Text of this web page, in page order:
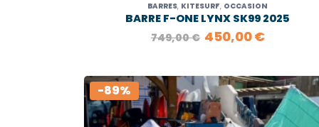
BARRES, KITESURF, OCCASION
BARRE F-ONE LYNX SK99 2025
749,00€ LE
ÉTAIT :
749,00 €.
450,00€LE
EST :
450,00 €.
-89%